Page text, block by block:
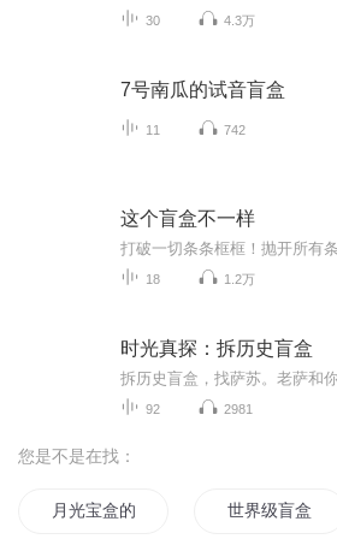
30 4.3万
7号南瓜的试音盲盒
11 742
这个盲盒不一样
18 1.2万
时光真探：拆历史盲盒
92 2981
您是不是在找：
月光宝盒的传说 世界级盲盒玩家